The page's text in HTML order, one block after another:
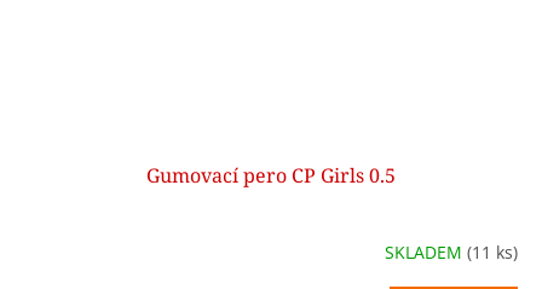
Gumovací pero CP Girls 0.5
SKLADEM (11 ks)